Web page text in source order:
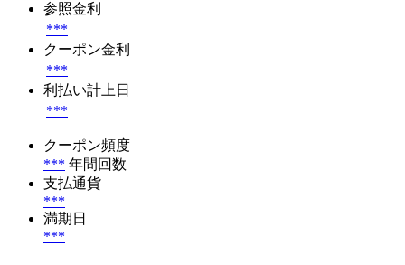
参照金利
***
クーポン金利
***
利払い計上日
***
クーポン頻度
*** 年間回数
支払通貨
***
満期日
***